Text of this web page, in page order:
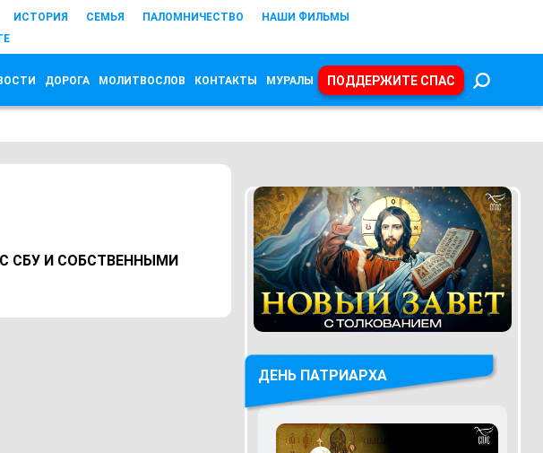
ИСТОРИЯ СЕМЬЯ ПАЛОМНИЧЕСТВО
НАШИ ФИЛЬМЫ
ДОРОГА МОЛИТВОСЛОВ КОНТАКТЫ МУРАЛЫ ПОДДЕРЖИТЕ СПАС
СБУ И СОБСТВЕННЫМИ
ДЕНЬ ПАТРИАРХА